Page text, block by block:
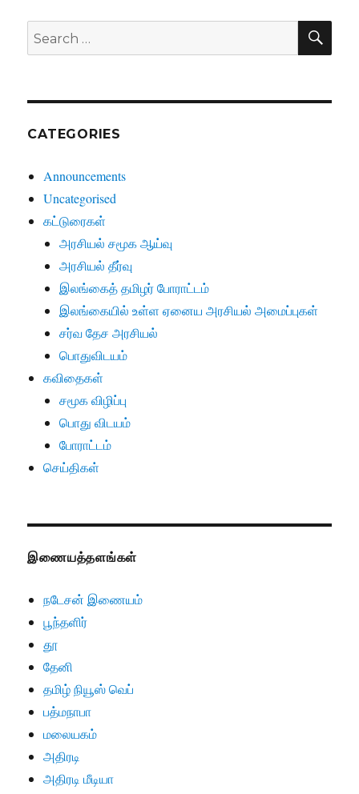
Search
for:
CATEGORIES
Announcements
Uncategorised
கட்டுரைகள்
அரசியல் சமூக ஆய்வு
அரசியல் தீர்வு
இலங்கைத் தமிழர் போராட்டம்
இலங்கையில் உள்ள ஏனைய அரசியல் அமைப்புகள்
சர்வ தேச அரசியல்
பொதுவிடயம்
கவிதைகள்
சமூக விழிப்பு
பொது விடயம்
போராட்டம்
செய்திகள்
இணையத்தளங்கள்
நடேசன் இணையம்
பூந்தளிர்
தூ
தேனி
தமிழ் நியூஸ் வெப்
பத்மநாபா
மலையகம்
அதிரடி
அதிரடி மீடியா